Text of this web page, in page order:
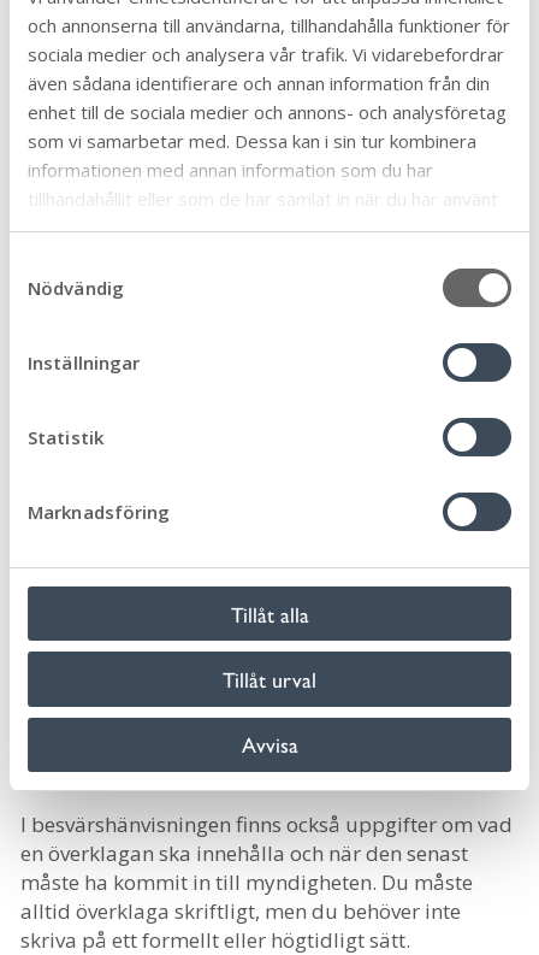
och annonserna till användarna, tillhandahålla funktioner för
sociala medier och analysera vår trafik. Vi vidarebefordrar
även sådana identifierare och annan information från din
enhet till de sociala medier och annons- och analysföretag
som vi samarbetar med. Dessa kan i sin tur kombinera
informationen med annan information som du har
tillhandahållit eller som de har samlat in när du har använt
deras tjänster.
Nödvändig
Inställningar
Statistik
Marknadsföring
Tillåt alla
Tillåt urval
Avvisa
Överklagan skickas till:
Förvaltningsrätten i Växjö
Box 42
351 03 Växjö
Fövaltningsbesvär
Om du inte är nöjd med ett myndighetsbeslut som
överklaga beslutet. När du får ett sådant beslut ska
vill säga uppgift om vart du ska vända dig för att
klaga på beslutet.
Överklaga beslut genom
Beslut som påverkar dig personligen, till exempel
kan överklagas genom förvaltningsbesvär.
Om du inte är nöjd med ett myndighetsbeslut som
kommunen har fattat och som gäller dig, kan du
överklaga beslutet. När du får ett sådant beslut ska
det finnas en besvärshänvisning med beslutet, det
vill säga uppgift om vart du ska vända dig för att
klaga på beslutet.
I besvärshänvisningen finns också uppgifter om vad
en överklagan ska innehålla och när den senast
måste ha kommit in till myndigheten. Du måste
alltid överklaga skriftligt, men du behöver inte
skriva på ett formellt eller högtidligt sätt.